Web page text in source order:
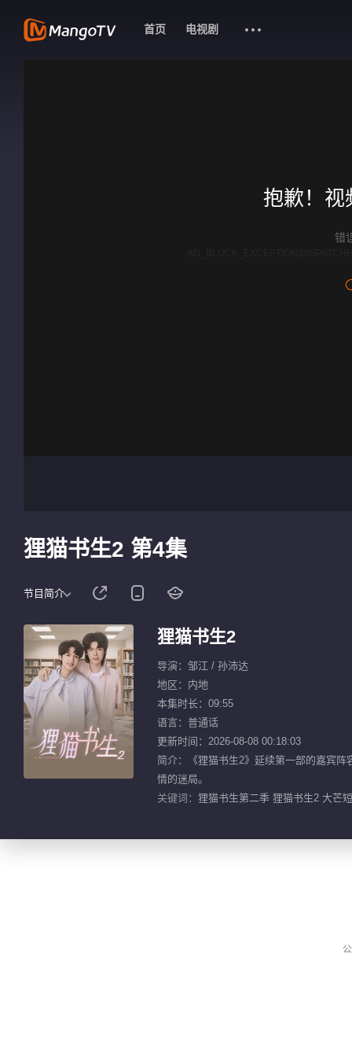
首页 电视剧
抱歉！视
错
狸猫书生2 第4集
节目简介
狸猫书生2
导演：邹江 / 孙沛达
地区：内地
本集时长：09:55
语言：普通话
更新时间：2026-08-08 00:18:03
简介：《狸猫书生2》延续第一部的嘉宾
情的迷局。
关键词： 狸猫书生第二季 狸猫书生2 大芒